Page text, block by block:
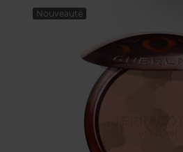
Nouveauté